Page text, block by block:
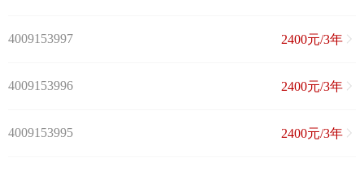
4009153997 2400元/3年
4009153996 2400元/3年
4009153995 2400元/3年